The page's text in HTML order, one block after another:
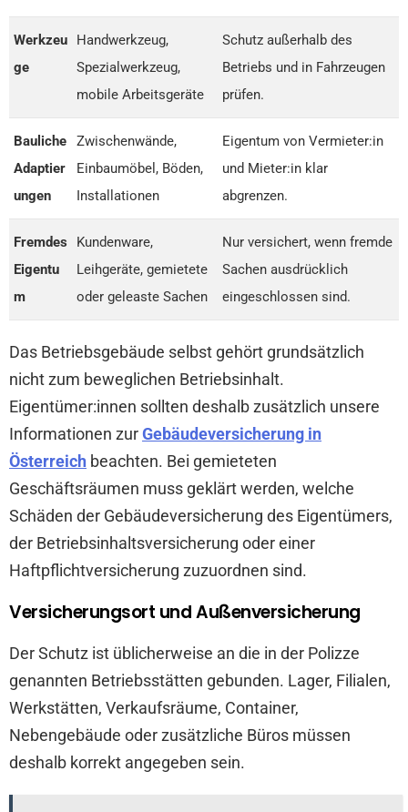
Werkzeu
ge
Handwerkzeug,
Spezialwerkzeug,
mobile Arbeitsgeräte
Schutz außerhalb des
Betriebs und in Fahrzeugen
prüfen.
Bauliche
Adaptier
ungen
Zwischenwände,
Einbaumöbel, Böden,
Installationen
Eigentum von Vermieter:in
und Mieter:in klar
abgrenzen.
Fremdes
Eigentu
m
Kundenware,
Leihgeräte, gemietete
oder geleaste Sachen
Nur versichert, wenn fremde
Sachen ausdrücklich
eingeschlossen sind.
Das Betriebsgebäude selbst gehört grundsätzlich
nicht zum beweglichen Betriebsinhalt.
Eigentümer:innen sollten deshalb zusätzlich unsere
Informationen zurGebäudeversicherung in
Österreich beachten. Bei gemieteten
Geschäftsräumen muss geklärt werden, welche
Schäden der Gebäudeversicherung des Eigentümers,
der Betriebsinhaltsversicherung oder einer
Haftpflichtversicherung zuzuordnen sind.
Versicherungsort und Außenversicherung
Der Schutz ist üblicherweise an die in der Polizze
genannten Betriebsstätten gebunden. Lager, Filialen,
Werkstätten, Verkaufsräume, Container,
Nebengebäude oder zusätzliche Büros müssen
deshalb korrekt angegeben sein.